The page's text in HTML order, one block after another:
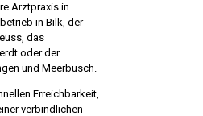
Arztpraxis in
in Bilk, der
das
oder der
und Meerbusch.
Erreichbarkeit,
verbindlichen